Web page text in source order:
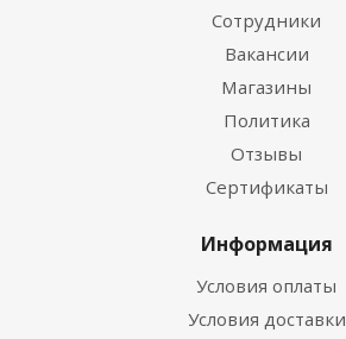
Сотрудники
Вакансии
Магазины
Политика
Отзывы
Сертификаты
Информация
Условия оплаты
Условия доставки